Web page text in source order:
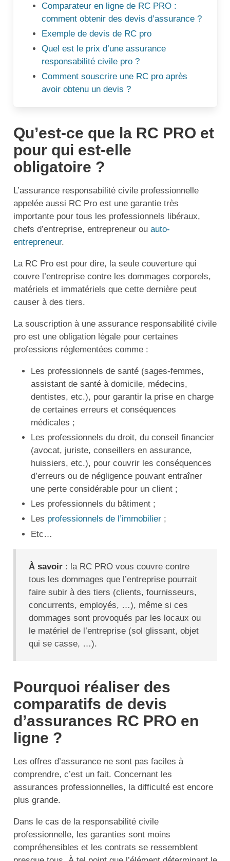
Comparateur en ligne de RC PRO :
comment obtenir des devis d’assurance ?
Exemple de devis de RC pro
Quel est le prix d’une assurance
responsabilité civile pro ?
Comment souscrire une RC pro après
avoir obtenu un devis ?
Qu’est-ce que la RC PRO et
pour qui est-elle
obligatoire ?
L’assurance responsabilité civile professionnelle
appelée aussi RC Pro est une garantie très
importante pour tous les professionnels libéraux,
chefs d’entreprise, entrepreneur ou auto-
entrepreneur.
La RC Pro est pour dire, la seule couverture qui
couvre l’entreprise contre les dommages corporels,
matériels et immatériels que cette dernière peut
causer à des tiers.
La souscription à une assurance responsabilité civile
pro est une obligation légale pour certaines
professions réglementées comme :
Les professionnels de santé (sages-femmes,
assistant de santé à domicile, médecins,
dentistes, etc.), pour garantir la prise en charge
de certaines erreurs et conséquences
médicales ;
Les professionnels du droit, du conseil financier
(avocat, juriste, conseillers en assurance,
huissiers, etc.), pour couvrir les conséquences
d’erreurs ou de négligence pouvant entraîner
une perte considérable pour un client ;
Les professionnels du bâtiment ;
Les professionnels de l’immobilier;
Etc…
À savoir : la RC PRO vous couvre contre
tous les dommages que l’entreprise pourrait
faire subir à des tiers (clients, fournisseurs,
concurrents, employés, …), même si ces
dommages sont provoqués par les locaux ou
le matériel de l’entreprise (sol glissant, objet
qui se casse, …).
Pourquoi réaliser des
comparatifs de devis
d’assurances RC PRO en
ligne ?
Les offres d’assurance ne sont pas faciles à
comprendre, c’est un fait. Concernant les
assurances professionnelles, la difficulté est encore
plus grande.
Dans le cas de la responsabilité civile
professionnelle, les garanties sont moins
compréhensibles et les contrats se ressemblent